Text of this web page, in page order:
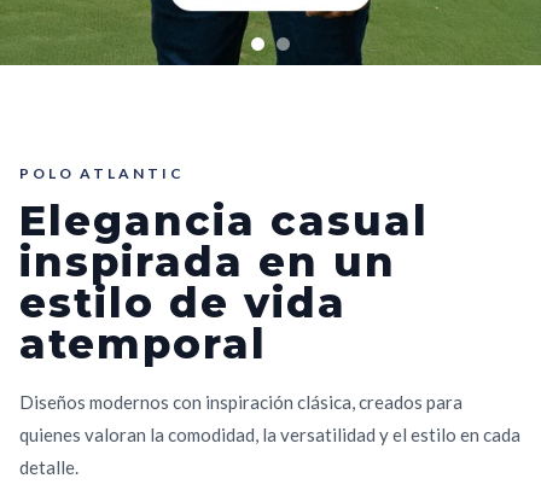
POLO ATLANTIC
Elegancia casual
inspirada en un
estilo de vida
atemporal
Diseños modernos con inspiración clásica, creados para
quienes valoran la comodidad, la versatilidad y el estilo en cada
detalle.